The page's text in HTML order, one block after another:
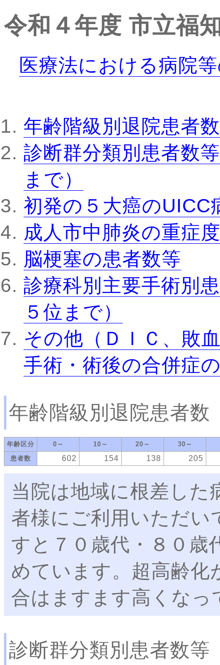
令和４年度 市立福
医療法における病院
年齢階級別退院患者数
診断群分類別患者数
まで）
初発の５大癌のUICC
成人市中肺炎の重症
脳梗塞の患者数等
診療科別主要手術別
５位まで）
その他（ＤＩＣ、敗
手術・術後の合併症
年齢階級別退院患者数
年齢区分 0～ 10～ 20～ 30～
患者数
602 154 138 205
当院は地域に根差した
者様にご利用いただい
すと７０歳代・８０歳
めています。超高齢化
合はますます高くなっ
診断群分類別患者数等